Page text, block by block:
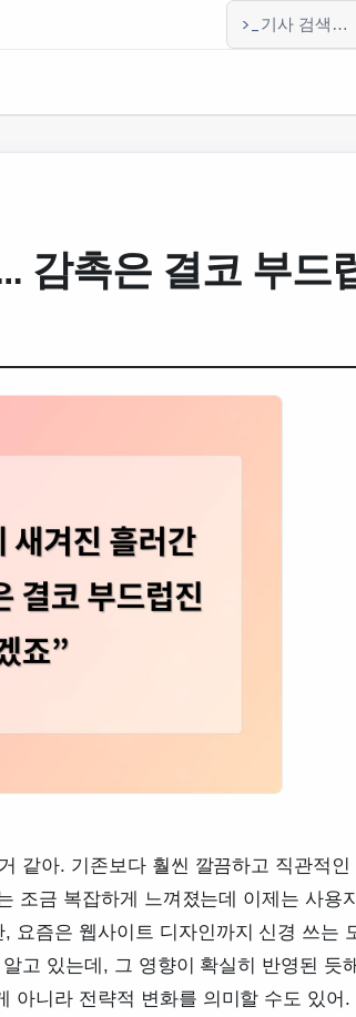
>_
기사 검색
감촉은 결코 부드
같아. 기존보다 훨씬 깔끔하고 직관적인
조금 복잡하게 느껴졌는데 이제는 사용
즘은 웹사이트 디자인까지 신경 쓰는
고 있는데, 그 영향이 확실히 반영된 듯
니라 전략적 변화를 의미할 수도 있어.